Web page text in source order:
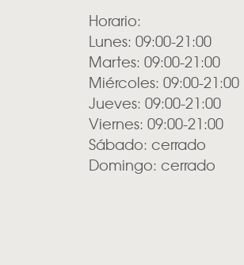
Horario:
Lunes: 09:00-21:00
Martes: 09:00-21:00
Miércoles: 09:00-21:00
Jueves: 09:00-21:00
Viernes: 09:00-21:00
Sábado: cerrado
Domingo: cerrado